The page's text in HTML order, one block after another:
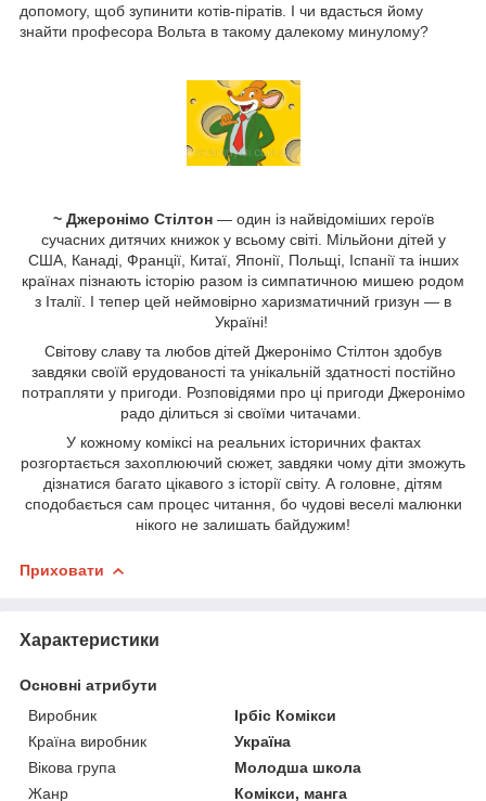
допомогу, щоб зупинити котів-піратів. І чи вдасться йому
знайти професора Вольта в такому далекому минулому?
~ Джеронімо Стілтон — один із найвідоміших героїв
сучасних дитячих книжок у всьому світі. Мільйони дітей у
США, Канаді, Франції, Китаї, Японії, Польщі, Іспанії та інших
країнах пізнають історію разом із симпатичною мишею родом
з Італії. І тепер цей неймовірно харизматичний гризун — в
Україні!
Світову славу та любов дітей Джеронімо Стілтон здобув
завдяки своїй ерудованості та унікальній здатності постійно
потрапляти у пригоди. Розповідями про ці пригоди Джеронімо
радо ділиться зі своїми читачами.
У кожному коміксі на реальних історичних фактах
розгортається захоплюючий сюжет, завдяки чому діти зможуть
дізнатися багато цікавого з історії світу. А головне, дітям
сподобається сам процес читання, бо чудові веселі малюнки
нікого не залишать байдужим!
Приховати
Характеристики
Основні атрибути
Виробник
Ірбіс Комікси
Країна виробник
Україна
Вікова група
Молодша школа
Жанр
Комікси, манга